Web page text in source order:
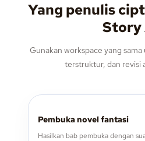
Yang penulis
Story
Gunakan workspace yang
terstruktur, dan revisi
Pembuka novel fantasi
Hasilkan bab pembuka dengan